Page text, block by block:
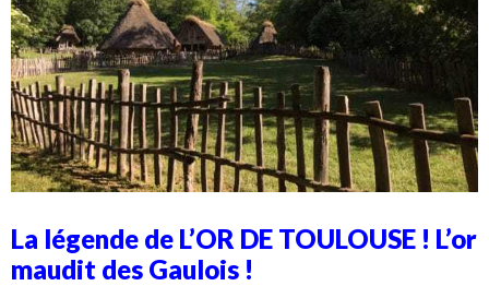
La légende de L’OR DE TOULOUSE ! L’or
maudit des Gaulois !